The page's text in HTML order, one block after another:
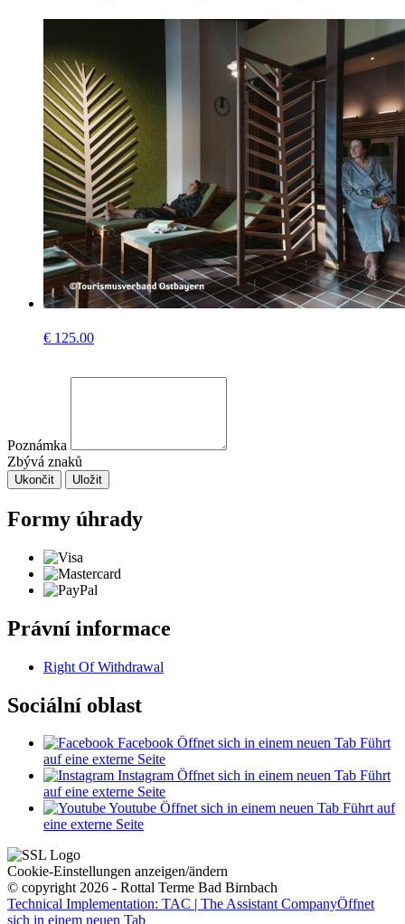
€ 125.00
Poznámka
Zbývá znaků
Ukončit Uložit
Formy úhrady
Právní informace
Right Of Withdrawal
Sociální oblast
Facebook Öffnet sich in einem neuen Tab Führt
auf eine externe Seite
Instagram Öffnet sich in einem neuen Tab Führt
auf eine externe Seite
Youtube Öffnet sich in einem neuen Tab Führt auf
eine externe Seite
Cookie-Einstellungen anzeigen/ändern
© copyright 2026 - Rottal Terme Bad Birnbach
Technical Implementation: TAC | The Assistant CompanyÖffnet
sich in einem neuen Tab